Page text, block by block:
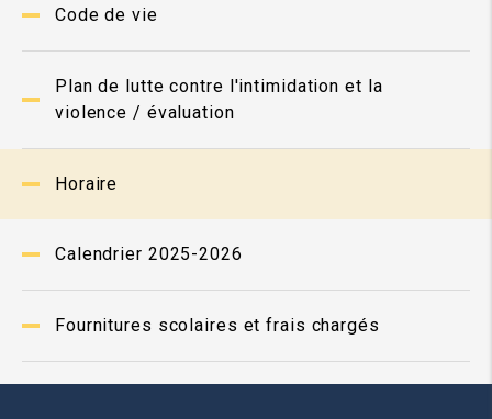
Code de vie
Plan de lutte contre l'intimidation et la
violence / évaluation
Horaire
Calendrier 2025-2026
Fournitures scolaires et frais chargés